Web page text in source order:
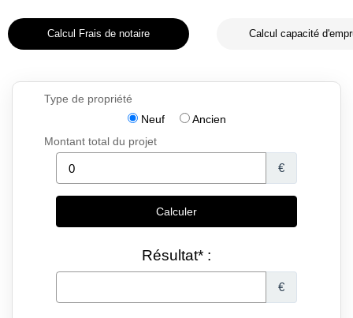
Calcul Frais de notaire Calcul capacité